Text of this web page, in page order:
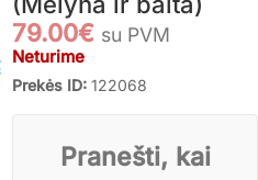
79.00€ su PVM
Neturime
Prekės ID: 122068
Pranešti, kai